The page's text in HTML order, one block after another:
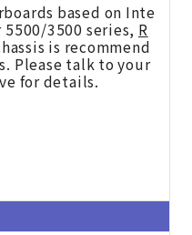
based on Inte
5500/3500 series, R
is recommend
Please talk to your
for details.